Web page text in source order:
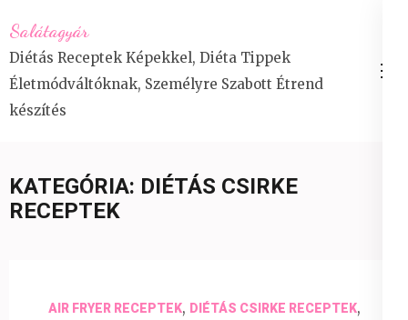
to
content
(Press
Enter)
Salátagyár
Diétás Receptek Képekkel, Diéta Tippek
Életmódváltóknak, Személyre Szabott Étrend
készítés
KATEGÓRIA: DIÉTÁS CSIRKE
RECEPTEK
AIR FRYER RECEPTEK, DIÉTÁS CSIRKE RECEPTEK,